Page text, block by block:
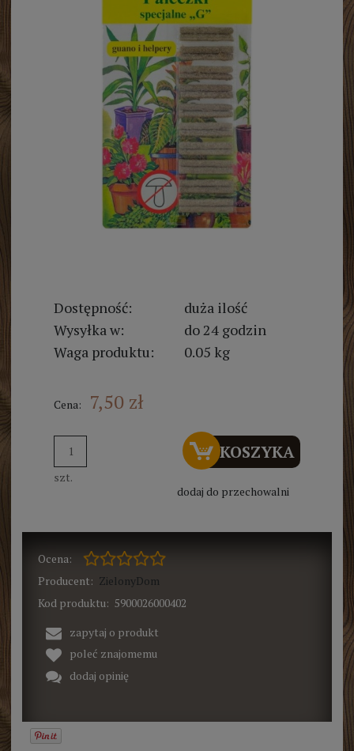
Dostępność:
duża ilość
Wysyłka w:
do 24 godzin
Waga produktu:
0.05 kg
Cena: 7,50 zł
szt.
DO KOSZYKA
dodaj do przechowalni
Ocena:
Producent: ZielonyDom
Kod produktu: 5900026000402
zapytaj o produkt
poleć znajomemu
dodaj opinię